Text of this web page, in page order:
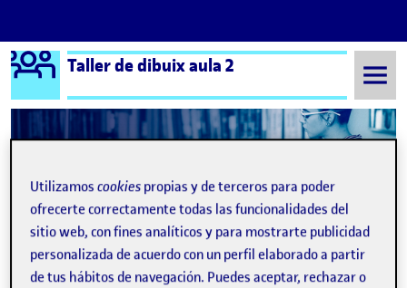
Saltar al contenido
Logo Ágora
Taller de dibuix aula 2
Semestre 20211 - Aula 2 ¡Bienvenidos y bienvenidas!
Navegación de entradas
Siguiente
Utilizamoscookies propias y de terceros para poder
ofrecerte correctamente todas las funcionalidades del
sitio web, con fines analíticos y para mostrarte publicidad
personalizada de acuerdo con un perfil elaborado a partir
de tus hábitos de navegación. Puedes aceptar, rechazar o